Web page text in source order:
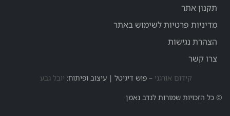
תקנון אתר
מדיניות פרטיות לשימוש באתר
הצהרת נגישות
צרו קשר
קידום אורגני – פוש דיגיטל | עיצוב ופיתוח: יובל גבע
© כל הזכויות שמורות לנדב נאמן